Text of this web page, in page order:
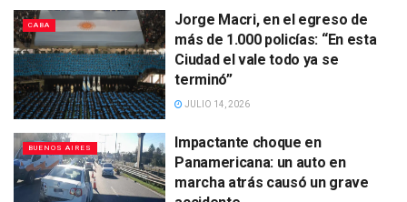
CABA
Jorge Macri, en el egreso de
más de 1.000 policías: “En esta
Ciudad el vale todo ya se
terminó”
JULIO 14, 2026
BUENOS AIRES
Impactante choque en
Panamericana: un auto en
marcha atrás causó un grave